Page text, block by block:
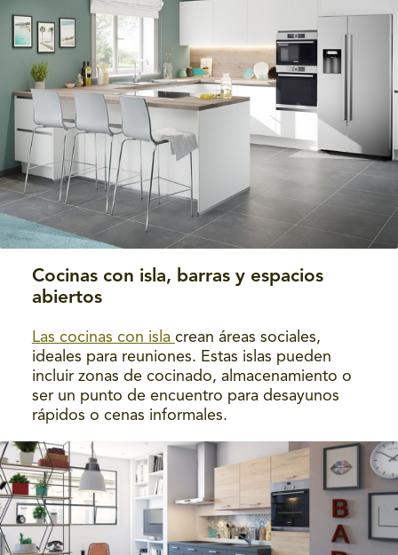
Cocinas con isla, barras y espacios
abiertos
Las cocinas con isla crean áreas sociales,
ideales para reuniones. Estas islas pueden
incluir zonas de cocinado, almacenamiento o
ser un punto de encuentro para desayunos
rápidos o cenas informales.